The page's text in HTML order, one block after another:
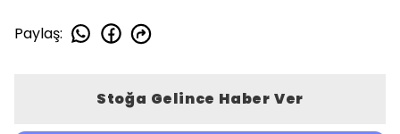
Paylaş:
Stoğa Gelince Haber Ver